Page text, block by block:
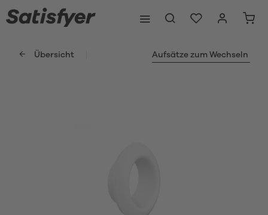
Übersicht Aufsätze zum Wechseln